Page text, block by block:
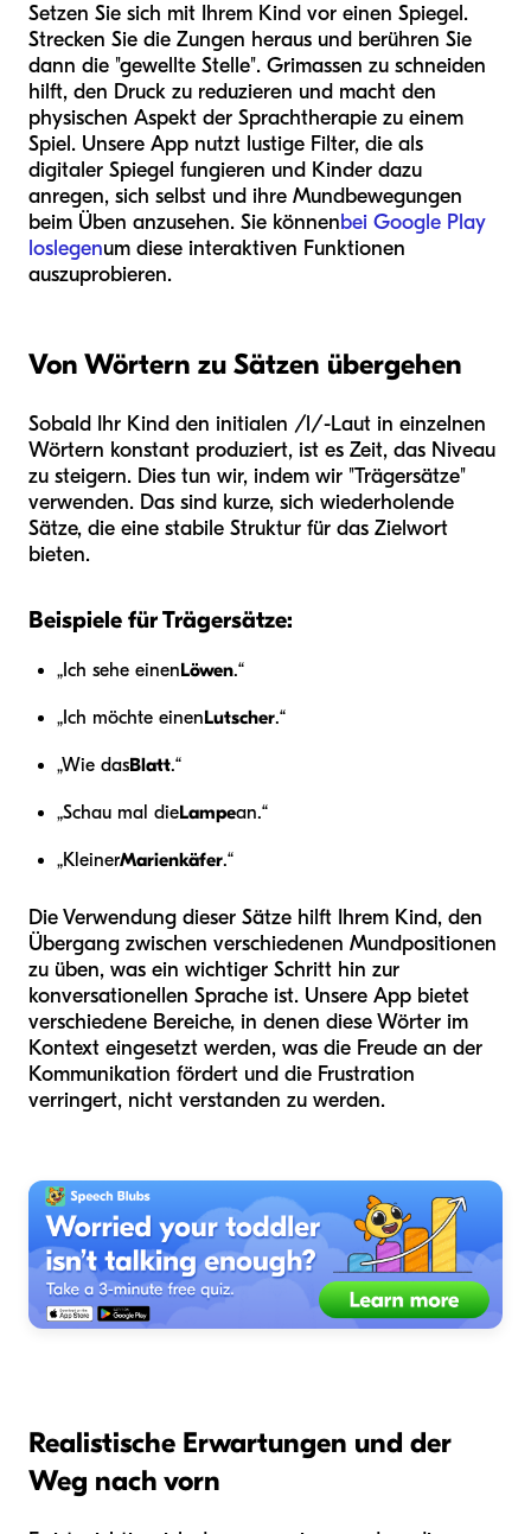
Setzen Sie sich mit Ihrem Kind vor einen Spiegel.
Strecken Sie die Zungen heraus und berühren Sie
dann die "gewellte Stelle". Grimassen zu schneiden
hilft, den Druck zu reduzieren und macht den
physischen Aspekt der Sprachtherapie zu einem
Spiel. Unsere App nutzt lustige Filter, die als
digitaler Spiegel fungieren und Kinder dazu
anregen, sich selbst und ihre Mundbewegungen
beim Üben anzusehen. Sie könnenbei Google Play
loslegenum diese interaktiven Funktionen
auszuprobieren.
Von Wörtern zu Sätzen übergehen
Sobald Ihr Kind den initialen /l/-Laut in einzelnen
Wörtern konstant produziert, ist es Zeit, das Niveau
zu steigern. Dies tun wir, indem wir "Trägersätze"
verwenden. Das sind kurze, sich wiederholende
Sätze, die eine stabile Struktur für das Zielwort
bieten.
Beispiele für Trägersätze:
„Ich sehe einenLöwen.“
„Ich möchte einenLutscher.“
„Wie dasBlatt.“
„Schau mal dieLampean.“
„KleinerMarienkäfer.“
Die Verwendung dieser Sätze hilft Ihrem Kind, den
Übergang zwischen verschiedenen Mundpositionen
zu üben, was ein wichtiger Schritt hin zur
konversationellen Sprache ist. Unsere App bietet
verschiedene Bereiche, in denen diese Wörter im
Kontext eingesetzt werden, was die Freude an der
Kommunikation fördert und die Frustration
verringert, nicht verstanden zu werden.
Realistische Erwartungen und der
Weg nach vorn